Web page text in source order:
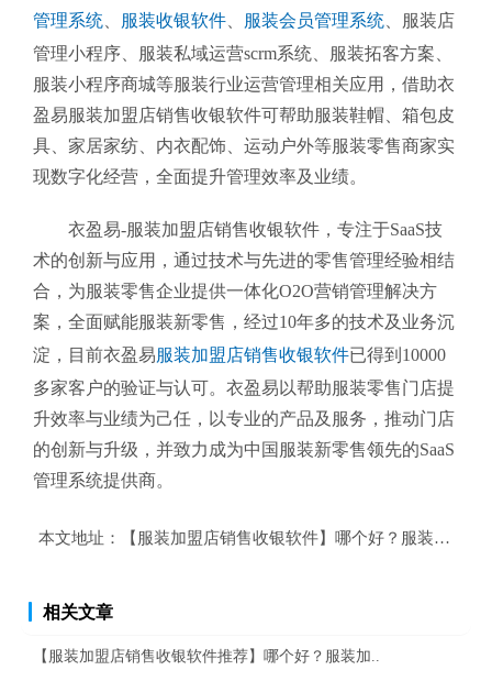
管理系统
服装收银软件 服装会员管理系统
服装店
管理小程序、服装私域运营scrm系统、服装拓客方案、
服装小程序商城等服装行业运营管理相关应用，借助衣
盈易服装加盟店销售收银软件可帮助服装鞋帽、箱包皮
具、家居家纺、内衣配饰、运动户外等服装零售商家实
现数字化经营，全面提升管理效率及业绩。
衣盈易-服装加盟店销售收银软件 ，专注于SaaS技
术的创新与应用，通过技术与先进的零售管理经验相结
合，为服装零售企业提供一体化O2O营销管理解决方
案，全面赋能服装新零售，经过10年多的技术及业务沉
淀，目前衣盈易服装加盟店销售收银软件已得到10000
多家客户的验证与认可。衣盈易以帮助服装零售门店提
升效率与业绩为己任，以专业的产品及服务，推动门店
的创新与升级，并致力成为中国服装新零售领先的SaaS
管理系统提供商。
本文地址： 【服装加盟店销售收银软件】哪个好？服装加盟
相关文章
【服装加盟店销售收银软件推荐】哪个好？服装加..